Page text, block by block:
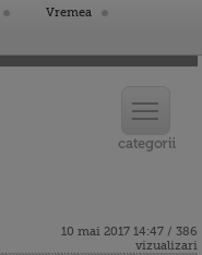
Vremea
10 mai 2017 14:47 / 386
vizualizari